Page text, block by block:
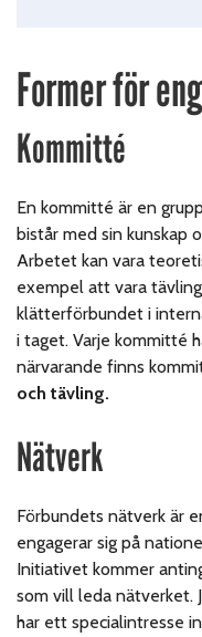
Former för
Kommitté
En kommitté är en
bistår med sin kunskap
Arbetet kan vara
exempel att vara
klätterförbundet i
i taget. Varje kommitté
närvarande finns
och tävling.
Nätverk
Förbundets nätverk är
engagerar sig på
Initiativet kommer
som vill leda nätverket.
har ett specialintresse